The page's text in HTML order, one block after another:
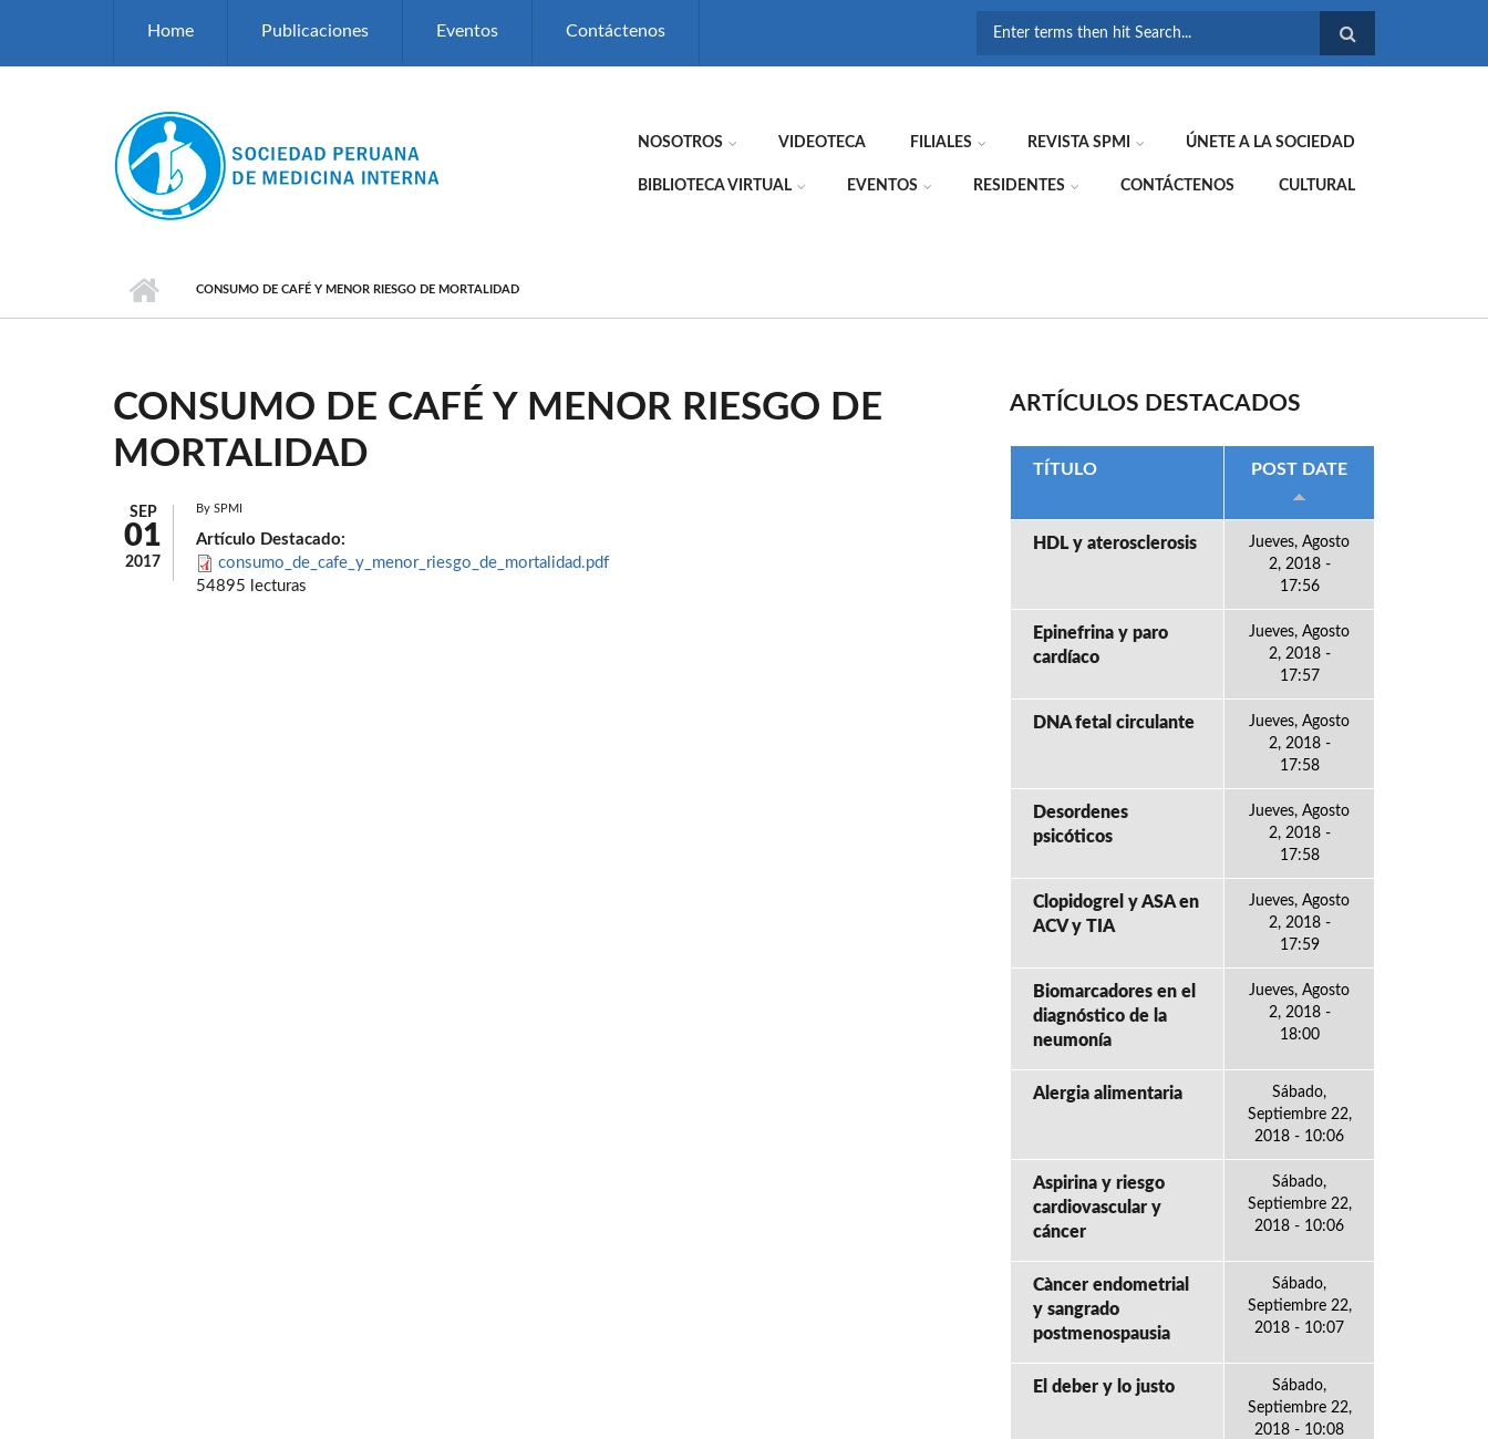
Home Publicaciones Eventos Contáctenos
NOSOTROS VIDEOTECA FILIALES REVISTA SPMI ÚNETE A LA SOCIEDAD
BIBLIOTECA VIRTUAL EVENTOS RESIDENTES CONTÁCTENOS CULTURAL
CONSUMO DE CAFÉ Y MENOR RIESGO DE MORTALIDAD
CONSUMO DE CAFÉ Y MENOR RIESGO DE
MORTALIDAD
SEP
01
2017
By SPMI
Artículo Destacado:
consumo_de_cafe_y_menor_riesgo_de_mortalidad.pdf
54895 lecturas
ARTÍCULOS DESTACADOS
TÍTULO POST DATE
HDL y aterosclerosis
Jueves, Agosto
2, 2018 -
17:56
Epinefrina y paro
cardíaco
Jueves, Agosto
2, 2018 -
17:57
DNA fetal circulante
Jueves, Agosto
2, 2018 -
17:58
Desordenes
psicóticos
Jueves, Agosto
2, 2018 -
17:58
Clopidogrel y ASA en
ACV y TIA
Jueves, Agosto
2, 2018 -
17:59
Biomarcadores en el
diagnóstico de la
neumonía
Jueves, Agosto
2, 2018 -
18:00
Alergia alimentaria
Sábado,
Septiembre 22,
2018 - 10:06
Aspirina y riesgo
cardiovascular y
cáncer
Sábado,
Septiembre 22,
2018 - 10:06
Càncer endometrial
y sangrado
postmenospausia
Sábado,
Septiembre 22,
2018 - 10:07
El deber y lo justo
Sábado,
Septiembre 22,
2018 - 10:08